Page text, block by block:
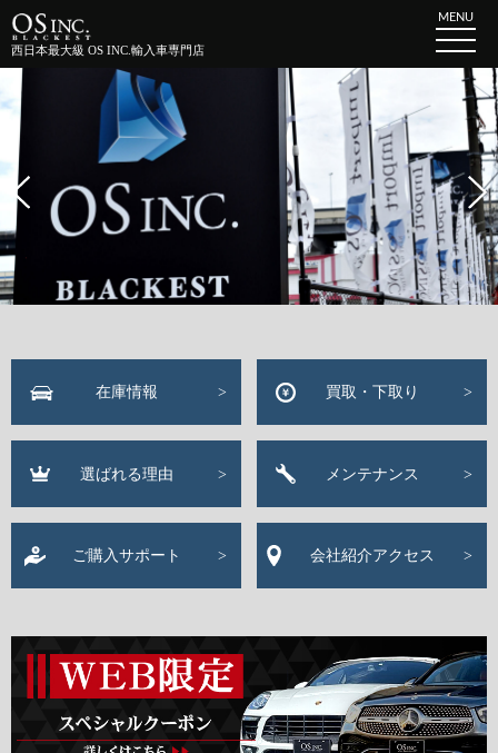
西日本最大級 OS INC.輸入車専門店
MENU
在庫情報 買取・下取り
選ばれる理由 メンテナンス
ご購入サポート 会社紹介アクセス